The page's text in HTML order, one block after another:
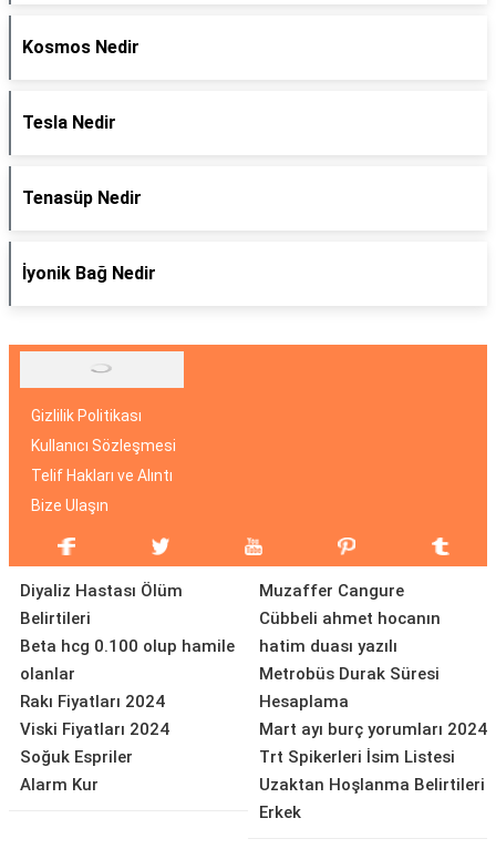
Kosmos Nedir
Tesla Nedir
Tenasüp Nedir
İyonik Bağ Nedir
Gizlilik Politikası
Kullanıcı Sözleşmesi
Telif Hakları ve Alıntı
Bize Ulaşın
Diyaliz Hastası Ölüm
Belirtileri
Beta hcg 0.100 olup hamile
olanlar
Rakı Fiyatları 2024
Viski Fiyatları 2024
Soğuk Espriler
Alarm Kur
Muzaffer Cangure
Cübbeli ahmet hocanın
hatim duası yazılı
Metrobüs Durak Süresi
Hesaplama
Mart ayı burç yorumları 2024
Trt Spikerleri İsim Listesi
Uzaktan Hoşlanma Belirtileri
Erkek